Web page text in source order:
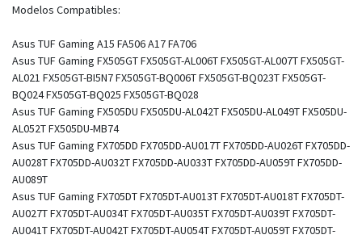
Modelos Compatibles:
Asus TUF Gaming A15 FA506 A17 FA706
Asus TUF Gaming FX505GT FX505GT-AL006T FX505GT-AL007T FX505GT-
AL021 FX505GT-BI5N7 FX505GT-BQ006T FX505GT-BQ023T FX505GT-
BQ024 FX505GT-BQ025 FX505GT-BQ028
Asus TUF Gaming FX505DU FX505DU-AL042T FX505DU-AL049T FX505DU-
AL052T FX505DU-MB74
Asus TUF Gaming FX705DD FX705DD-AU017T FX705DD-AU026T FX705DD-
AU028T FX705DD-AU032T FX705DD-AU033T FX705DD-AU059T FX705DD-
AU089T
Asus TUF Gaming FX705DT FX705DT-AU013T FX705DT-AU018T FX705DT-
AU027T FX705DT-AU034T FX705DT-AU035T FX705DT-AU039T FX705DT-
AU041T FX705DT-AU042T FX705DT-AU054T FX705DT-AU059T FX705DT-